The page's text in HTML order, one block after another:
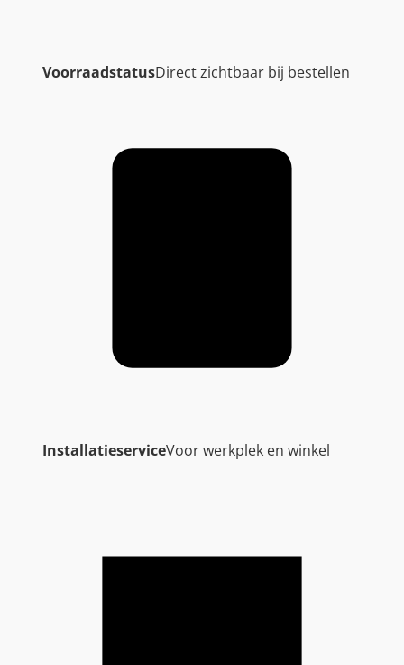
VoorraadstatusDirect zichtbaar bij bestellen
InstallatieserviceVoor werkplek en winkel